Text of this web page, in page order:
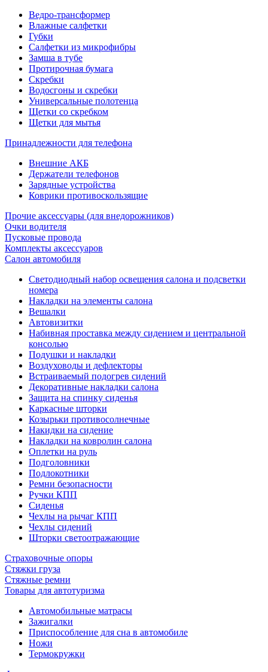
Ведро-трансформер
Влажные салфетки
Губки
Салфетки из микрофибры
Замша в тубе
Протирочная бумага
Скребки
Водосгоны и скребки
Универсальные полотенца
Щетки со скребком
Щетки для мытья
Принадлежности для телефона
Внешние АКБ
Держатели телефонов
Зарядные устройства
Коврики противоскользящие
Прочие аксессуары (для внедорожников)
Очки водителя
Пусковые провода
Комплекты аксессуаров
Салон автомобиля
Светодиодный набор освещения салона и подсветки
номера
Накладки на элементы салона
Вешалки
Автовизитки
Набивная проставка между сидением и центральной
консолью
Подушки и накладки
Воздуховоды и дефлекторы
Встраиваемый подогрев сидений
Декоративные накладки салона
Защита на спинку сиденья
Каркасные шторки
Козырьки противосолнечные
Накидки на сидение
Накладки на ковролин салона
Оплетки на руль
Подголовники
Подлокотники
Ремни безопасности
Ручки КПП
Сиденья
Чехлы на рычаг КПП
Чехлы сидений
Шторки светоотражающие
Страховочные опоры
Стяжки груза
Стяжные ремни
Товары для автотуризма
Автомобильные матрасы
Зажигалки
Приспособление для сна в автомобиле
Ножи
Термокружки